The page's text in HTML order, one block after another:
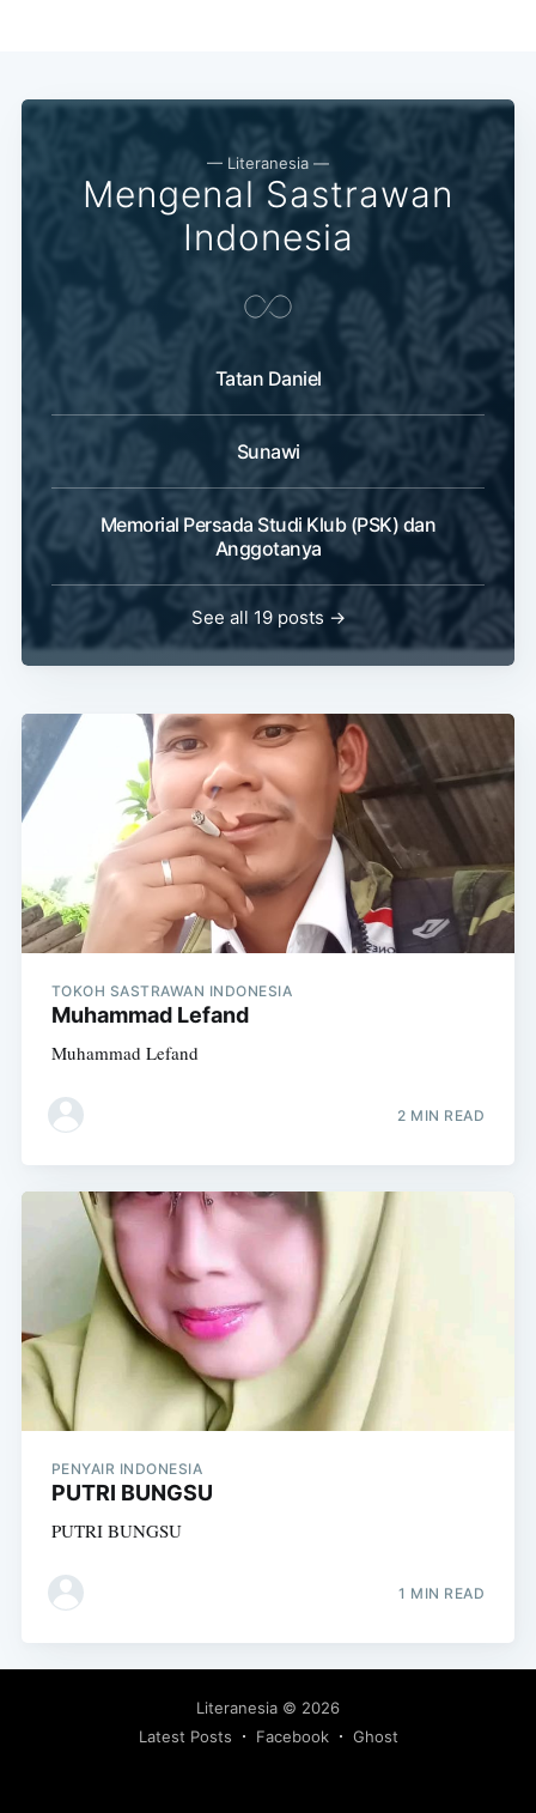
— Literanesia —
Mengenal Sastrawan
Indonesia
Tatan Daniel
Sunawi
Memorial Persada Studi Klub (PSK) dan
Anggotanya
See all 19 posts →
TOKOH SASTRAWAN INDONESIA
Muhammad Lefand
Muhammad Lefand
2 MIN READ
PENYAIR INDONESIA
PUTRI BUNGSU
PUTRI BUNGSU
1 MIN READ
Literanesia © 2026
Latest Posts
Facebook Ghost